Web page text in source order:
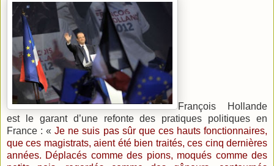
François Hollande
est le garant d’une refonte des pratiques politiques en
France : « Je ne suis pas sûr que ces hauts fonctionnaires,
que ces magistrats, aient été bien traités, ces cinq dernières
années. Déplacés comme des pions, moqués comme des